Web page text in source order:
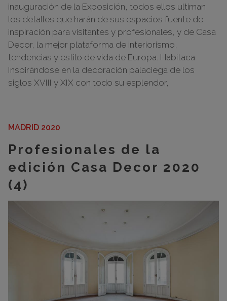
inauguración de la Exposición, todos ellos ultiman
los detalles que harán de sus espacios fuente de
inspiración para visitantes y profesionales, y de Casa
Decor, la mejor plataforma de interiorismo,
tendencias y estilo de vida de Europa. Habitaca
Inspirándose en la decoración palaciega de los
siglos XVIII y XIX con todo su esplendor,
MADRID 2020
Profesionales de la
edición Casa Decor 2020
(4)